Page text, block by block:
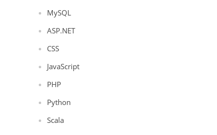
MySQL
ASP.NET
CSS
JavaScript
PHP
Python
Scala